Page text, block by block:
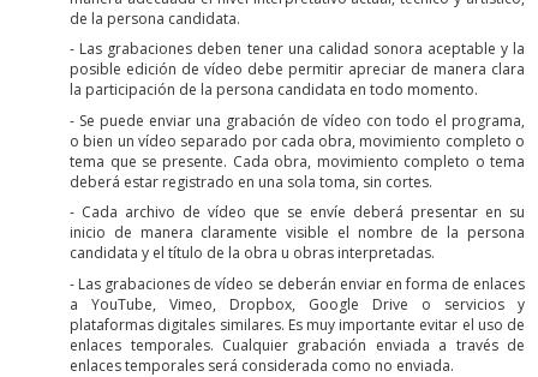
de la persona candidata.
- Las grabaciones deben tener una calidad sonora aceptable y la
posible edición de vídeo debe permitir apreciar de manera clara
la participación de la persona candidata en todo momento.
- Se puede enviar una grabación de vídeo con todo el programa,
o bien un vídeo separado por cada obra, movimiento completo o
tema que se presente. Cada obra, movimiento completo o tema
deberá estar registrado en una sola toma, sin cortes.
- Cada archivo de vídeo que se envíe deberá presentar en su
inicio de manera claramente visible el nombre de la persona
candidata y el título de la obra u obras interpretadas.
- Las grabaciones de vídeo se deberán enviar en forma de enlaces
a YouTube, Vimeo, Dropbox, Google Drive o servicios y
plataformas digitales similares. Es muy importante evitar el uso de
enlaces temporales. Cualquier grabación enviada a través de
enlaces temporales será considerada como no enviada.